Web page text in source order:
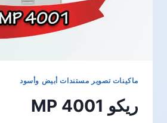
ماكينات تصوير مستندات أبيض وأسود
ريكو MP 4001